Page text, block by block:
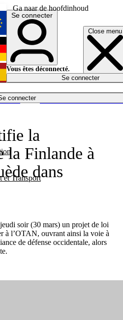
Ga naar de hoofdinhoud
Close menu
connecter
et Transport
English
Deutsch
Español
Se connecter
Vous êtes déconnecté.
Se connecter
la
la Finlande à
dans
soir (30 mars) un projet de loi
à l’OTAN, ouvrant ainsi la voie à
de défense occidentale, alors